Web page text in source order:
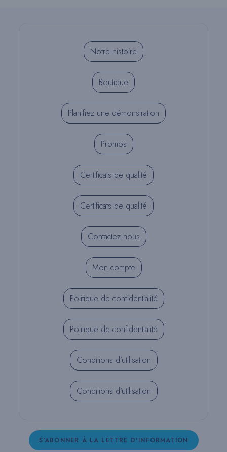
Notre histoire
Boutique
Planifiez une démonstration
Promos
Certificats de qualité
Certificats de qualité
Contactez nous
Mon compte
Politique de confidentialité
Politique de confidentialité
Conditions d’utilisation
Conditions d’utilisation
S'ABONNER À LA LETTRE D'INFORMATION